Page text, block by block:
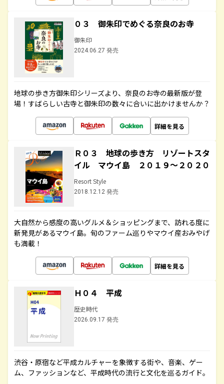
０３ 御朱印でめぐる奈良のお寺
御朱印
2024.06.27 発売
地球の歩き方御朱印シリーズより、奈良のお寺の最新版が登
場！すばらしい古寺と御朱印の数々に合いに出かけませんか？
詳細を見る
Ｒ０３ 地球の歩き方 リゾートスタ
イル マウイ島 ２０１９～２０２０
Resort Style
2018.12.12 発売
大自然から感度の高いグルメ＆ショッピングまで、訪れる度に
新発見があるマウイ島。旬のファーム巡りやマウイ産おみやげ
も満載！
詳細を見る
Ｈ０４ 平成
歴史時代
2026.09.17 発売
渋谷・原宿など平成カルチャーを象徴する街や、音楽、ゲー
ム、ファッションなど、平成時代の流行と文化を巡るガイド。